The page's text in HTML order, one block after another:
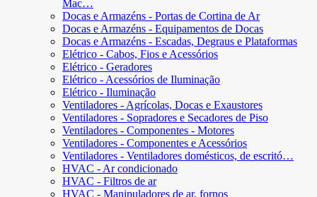
Mac…
Docas e Armazéns - Portas de Cortina de Ar
Docas e Armazéns - Equipamentos de Docas
Docas e Armazéns - Escadas, Degraus e Plataformas
Elétrico - Cabos, Fios e Acessórios
Elétrico - Geradores
Elétrico - Acessórios de Iluminação
Elétrico - Iluminação
Ventiladores - Agrícolas, Docas e Exaustores
Ventiladores - Sopradores e Secadores de Piso
Ventiladores - Componentes - Motores
Ventiladores - Componentes e Acessórios
Ventiladores - Ventiladores domésticos, de escritó…
HVAC - Ar condicionado
HVAC - Filtros de ar
HVAC - Manipuladores de ar, fornos